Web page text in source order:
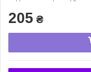
205 ₴